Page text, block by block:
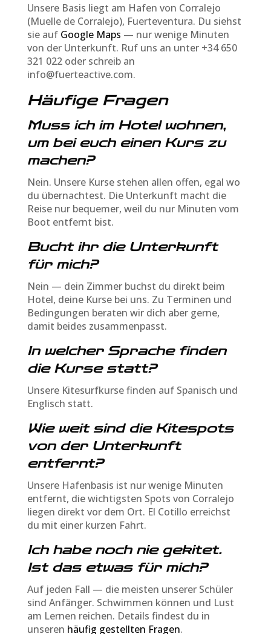
Unsere Basis liegt am Hafen von Corralejo
(Muelle de Corralejo), Fuerteventura. Du siehst
sie auf Google Maps — nur wenige Minuten
von der Unterkunft. Ruf uns an unter +34 650
321 022 oder schreib an
info@fuerteactive.com.
Häufige Fragen
Muss ich im Hotel wohnen,
um bei euch einen Kurs zu
machen?
Nein. Unsere Kurse stehen allen offen, egal wo
du übernachtest. Die Unterkunft macht die
Reise nur bequemer, weil du nur Minuten vom
Boot entfernt bist.
Bucht ihr die Unterkunft
für mich?
Nein — dein Zimmer buchst du direkt beim
Hotel, deine Kurse bei uns. Zu Terminen und
Bedingungen beraten wir dich aber gerne,
damit beides zusammenpasst.
In welcher Sprache finden
die Kurse statt?
Unsere Kitesurfkurse finden auf Spanisch und
Englisch statt.
Wie weit sind die Kitespots
von der Unterkunft
entfernt?
Unsere Hafenbasis ist nur wenige Minuten
entfernt, die wichtigsten Spots von Corralejo
liegen direkt vor dem Ort. El Cotillo erreichst
du mit einer kurzen Fahrt.
Ich habe noch nie gekitet.
Ist das etwas für mich?
Auf jeden Fall — die meisten unserer Schüler
sind Anfänger. Schwimmen können und Lust
am Lernen reichen. Details findest du in
unseren häufig gestellten Fragen.